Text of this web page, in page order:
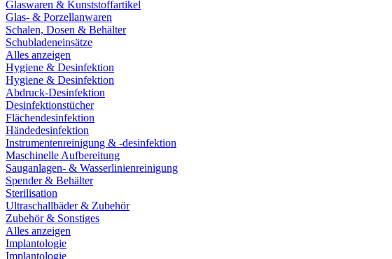
Glaswaren & Kunststoffartikel
Glas- & Porzellanwaren
Schalen, Dosen & Behälter
Schubladeneinsätze
Alles anzeigen
Hygiene & Desinfektion
Hygiene & Desinfektion
Abdruck-Desinfektion
Desinfektionstücher
Flächendesinfektion
Händedesinfektion
Instrumentenreinigung & -desinfektion
Maschinelle Aufbereitung
Sauganlagen- & Wasserlinienreinigung
Spender & Behälter
Sterilisation
Ultraschallbäder & Zubehör
Zubehör & Sonstiges
Alles anzeigen
Implantologie
Implantologie